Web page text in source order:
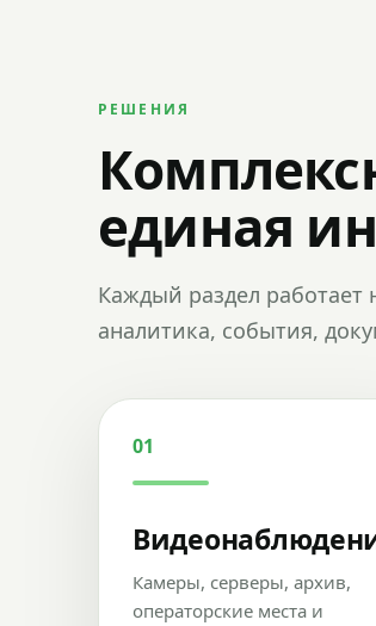
РЕШЕНИЯ
единая
Каждый раздел работает
аналитика, события,
01
Камеры, серверы, архив,
операторские места и